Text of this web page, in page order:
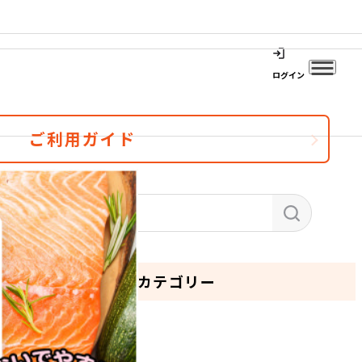
ログイン
ご利用ガイド
カテゴリー